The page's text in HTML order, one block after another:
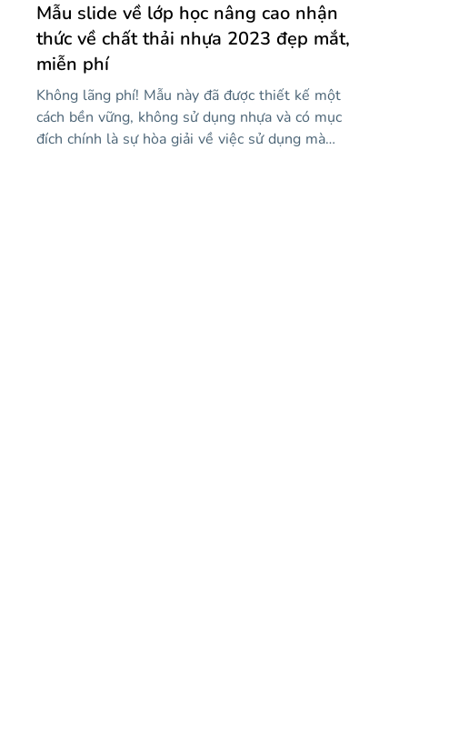
Mẫu slide về lớp học nâng cao nhận
thức về chất thải nhựa 2023 đẹp mắt,
miễn phí
Không lãng phí! Mẫu này đã được thiết kế một
cách bền vững, không sử dụng nhựa và có mục
đích chính là sự hòa giải về việc sử dụng mà